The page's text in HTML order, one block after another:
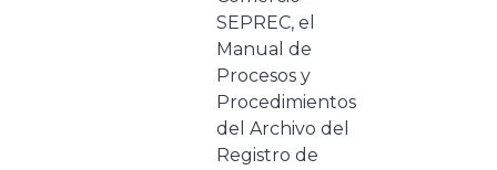
SEPREC, el
Manual de
Procesos y
Procedimientos
del Archivo del
Registro de